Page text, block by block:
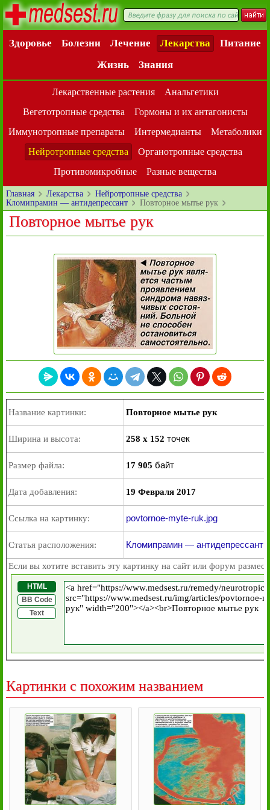
Здоровье Болезни Лечение Лекарства
Питание
Жизнь
Знания
Лекарственные растения
Анальгетики
Вегетотропные средства
Гормоны и их антагонисты
Иммунотропные препараты
Интермедианты
Метаболики
Нейротропные средства
Органотропные средства
Противомикробные
Разные вещества
Главная Лекарства
Нейротропные средства
Кломипрамин — антидепрессант
Повторное мытье рук
Повторное мытье рук
Название картинки: Повторное мытье рук
Ширина и высота: 258 x 152 точек
Размер файла: 17 905 байт
Дата добавления: 19 Февраля 2017
Ссылка на картинку: povtornoe-myte-ruk.jpg
Статья расположения: Кломипрамин — антидепрессант
Если вы хотите вставить эту картинку на сайт или форум
HTML
BB Code
Text
Картинки с похожим названием